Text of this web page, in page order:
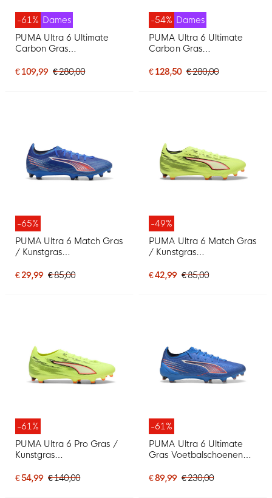
-61% Dames
PUMA Ultra 6 Ultimate
Carbon Gras
Dames Blauw Wit Felrood
€ 109,99 € 280,00
-54% Dames
PUMA Ultra 6 Ultimate
Carbon Gras
Dames Oranje Zwart
€ 128,50 € 280,00
-65%
PUMA Ultra 6 Match Gras
/ Kunstgras
Blauw Wit Felrood
€ 29,99 € 85,00
-49%
PUMA Ultra 6 Match Gras
/ Kunstgras
Neongeel Rood Zwart
€ 42,99 € 85,00
-61%
PUMA Ultra 6 Pro Gras /
Kunstgras
Neongeel Rood Zwart
€ 54,99 € 140,00
-61%
PUMA Ultra 6 Ultimate
Gras Voetbalschoenen
€ 89,99 € 230,00